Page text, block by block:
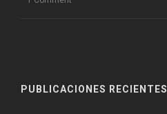
PUBLICACIONES RECIENTES